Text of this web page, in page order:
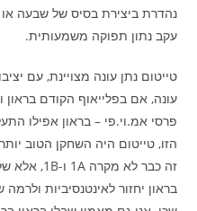
נהדרת ביצירת בסיס של שבעה
עקב נתון תפוקה משמעותית.
טייטום נתן עונה מצויינת, עם
עונה, אם בפלייאוף הקודם בראון
פרסי אמ.וי.פי – בראון אפילו
הזו, טייטום היה השחקן הטוב
בראון יחזור לאינטנסיביות